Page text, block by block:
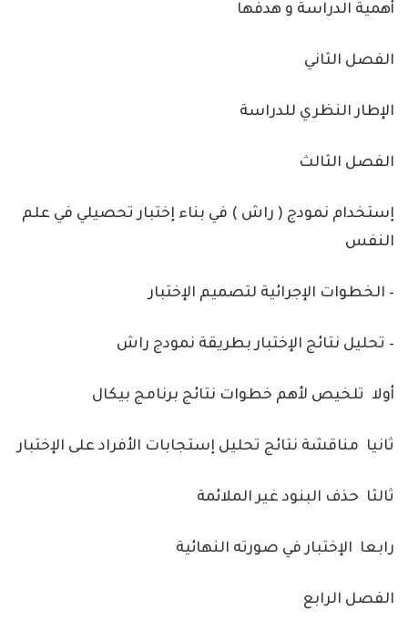
أهمية الدراسة و هدفها
الفصل الثاني
الإطار النظري للدراسة
الفصل الثالث
إستخدام نمودج ( راش ) في بناء إختبار تحصيلي في علم
النفس
– الخطوات الإجرائية لتصميم الإختبار
– تحليل نتائج الإختبار بطريقة نمودج راش
أولا تلخيص لأهم خطوات نتائج برنامج بيكال
ثانيا مناقشة نتائج تحليل إستجابات الأفراد على الإختبار
ثالثا حذف البنود غير الملائمة
رابعا الإختبار في صورته النهائية
الفصل الرابع